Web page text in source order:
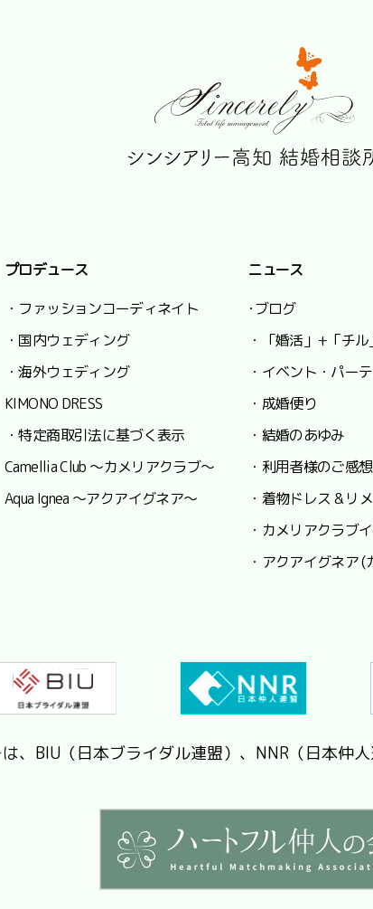
プロデュース
・ファッションコーディネイト
・国内ウェディング
・海外ウェディング
KIMONO DRESS
・特定商取引法に基づく表示
Camellia Club ～カメリアクラブ～
Aqua Ignea ～アクアイグネア～
ニュース
･ブログ
・「婚活」+「チル
・イベント・パー
・成婚便り
・結婚のあゆみ
・利用者様のご感想
・着物ドレス & リ
・カメリアクラブ
・アクアイグネア
、BIU（日本ブライダル連盟）、NNR（日本仲